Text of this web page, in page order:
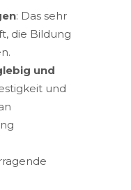
: Das sehr
die Bildung
und
und